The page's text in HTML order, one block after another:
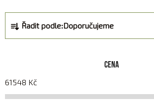
í
p
Řadit podle:Doporučujeme
Cena
61548 Kč